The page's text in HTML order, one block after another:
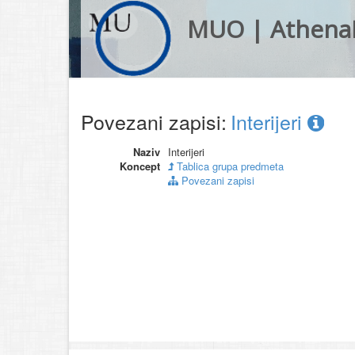
MUO |
Povezani zapisi: Interijeri
Naziv Interijeri
Koncept
Tablica grupa predmeta
Povezani zapisi